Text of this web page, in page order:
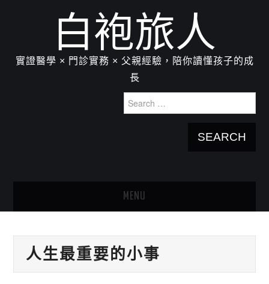
白袍旅人
實證醫學 × 門診實務 × 父親經驗，陪你讀懂孩子的成
長
for:
MENU
關於我：楊為傑醫師
人生最重要的小事